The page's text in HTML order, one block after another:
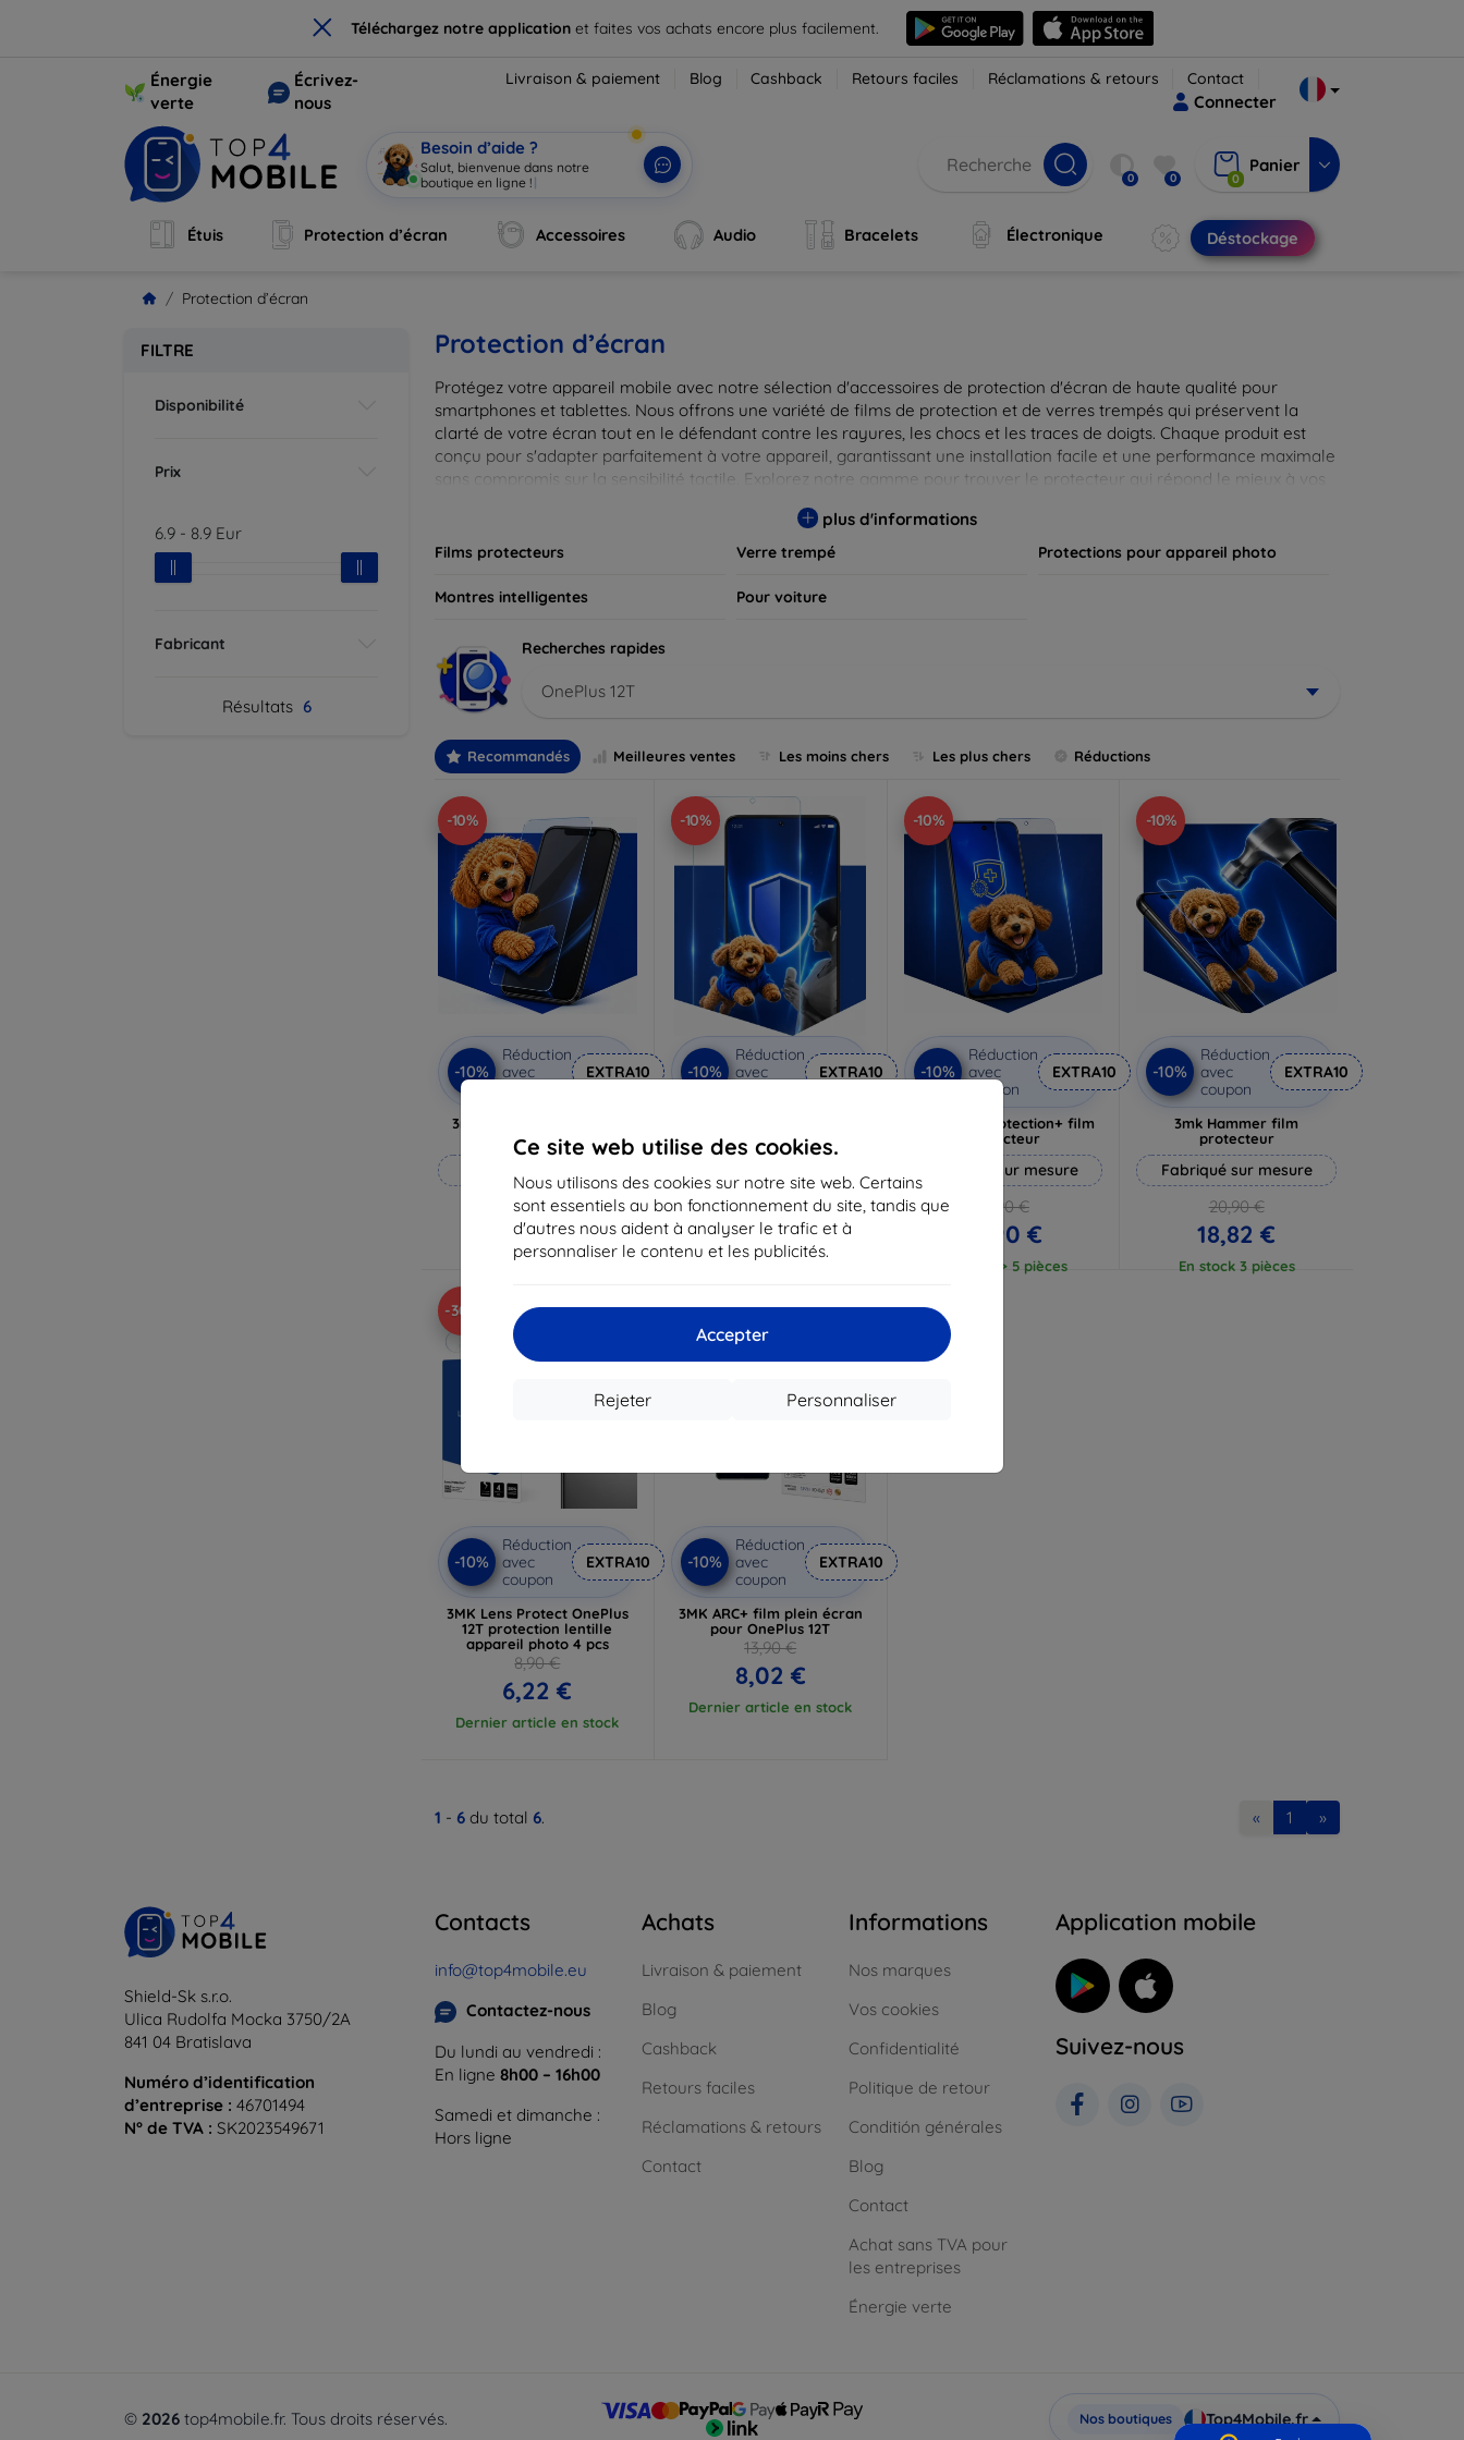
× Téléchargez notre application et faites vos achats encore plus facilement.
Ce site web utilise des cookies.
Nous utilisons des cookies sur notre site web. Certains
sont essentiels au bon fonctionnement du site, tandis que
d'autres nous aident à analyser le trafic et à
personnaliser le contenu et les publicités.
Accepter
Personnaliser
Rejeter
Énergie
verte
Écrivez-
nous
Livraison & paiement Blog Cashback Retours faciles Réclamations & retours Contact
Connecter
Besoin d’aide ?
Salut, bienvenue dans notre
boutique en ligne ! | 0 0 0
Panier
Étuis Protection d’écran Accessoires Audio Bracelets Électronique Déstockage
Protection d’écran
FILTRE
Disponibilité
Prix
6.9 - 8.9 Eur
Fabricant
Résultats 6
Protection d’écran
Protégez votre appareil mobile avec notre sélection d'accessoires de protection d'écran de haute qualité pour
smartphones et tablettes. Nous offrons une variété de films de protection et de verres trempés qui préservent la
clarté de votre écran tout en le défendant contre les rayures, les chocs et les traces de doigts. Chaque produit est
conçu pour s'adapter parfaitement à votre appareil, garantissant une installation facile et une performance maximale
sans compromis sur la sensibilité tactile. Explorez notre gamme pour trouver le protecteur qui répond le mieux à vos
plus d'informations
Films protecteurs Verre trempé Protections pour appareil photo
Montres intelligentes Pour voiture
Recherches rapides
OnePlus 12T
Recommandés Meilleures ventes Les moins chers Les plus chers Réductions
-10%
-10%
Réduction
avec
EXTRA10
3mk Anti-Shock verre de
protection
17,90 €
16,12 €
En stock > 5 pièces
-10%
-10%
Réduction
avec
EXTRA10
protection
13,90 €
12,50 €
En stock > 5 pièces
-10%
-10%
Réduction
avec
coupon
EXTRA10
3mk Silverprotection+ film
protecteur
Fabriqué sur mesure
19,90 €
17,90 €
En stock > 5 pièces
-10%
-10%
Réduction
avec
coupon
EXTRA10
3mk Hammer film
protecteur
Fabriqué sur mesure
20,90 €
18,82 €
En stock 3 pièces
-30%
-10%
Réduction
avec
coupon
EXTRA10
3MK Lens Protect OnePlus
12T protection lentille
appareil photo 4 pcs
8,90 €
6,22 €
Dernier article en stock
-42%
-10%
Réduction
avec
coupon
EXTRA10
3MK ARC+ film plein écran
pour OnePlus 12T
13,90 €
8,02 €
Dernier article en stock
1 - 6 du total 6. « 1 »
Shield-Sk s.r.o.
Ulica Rudolfa Mocka 3750/2A
841 04 Bratislava
Numéro d’identification
d’entreprise : 46701494
N° de TVA : SK2023549671
Contacts
info@top4mobile.eu
Contactez-nous
Du lundi au vendredi :
En ligne 8h00 – 16h00
Samedi et dimanche :
Hors ligne
Achats
Livraison & paiement
Blog
Cashback
Retours faciles
Réclamations & retours
Contact
Informations
Nos marques
Vos cookies
Confidentialité
Politique de retour
Conditión générales
Blog
Contact
Achat sans TVA pour
les entreprises
Énergie verte
Application mobile
Suivez-nous
© 2026 top4mobile.fr. Tous droits réservés. Nos boutiques Top4Mobile.fr